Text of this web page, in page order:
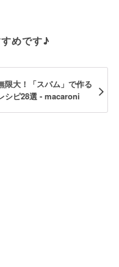
めです♪
限大！「スパム」で作る
シピ28選 - macaroni